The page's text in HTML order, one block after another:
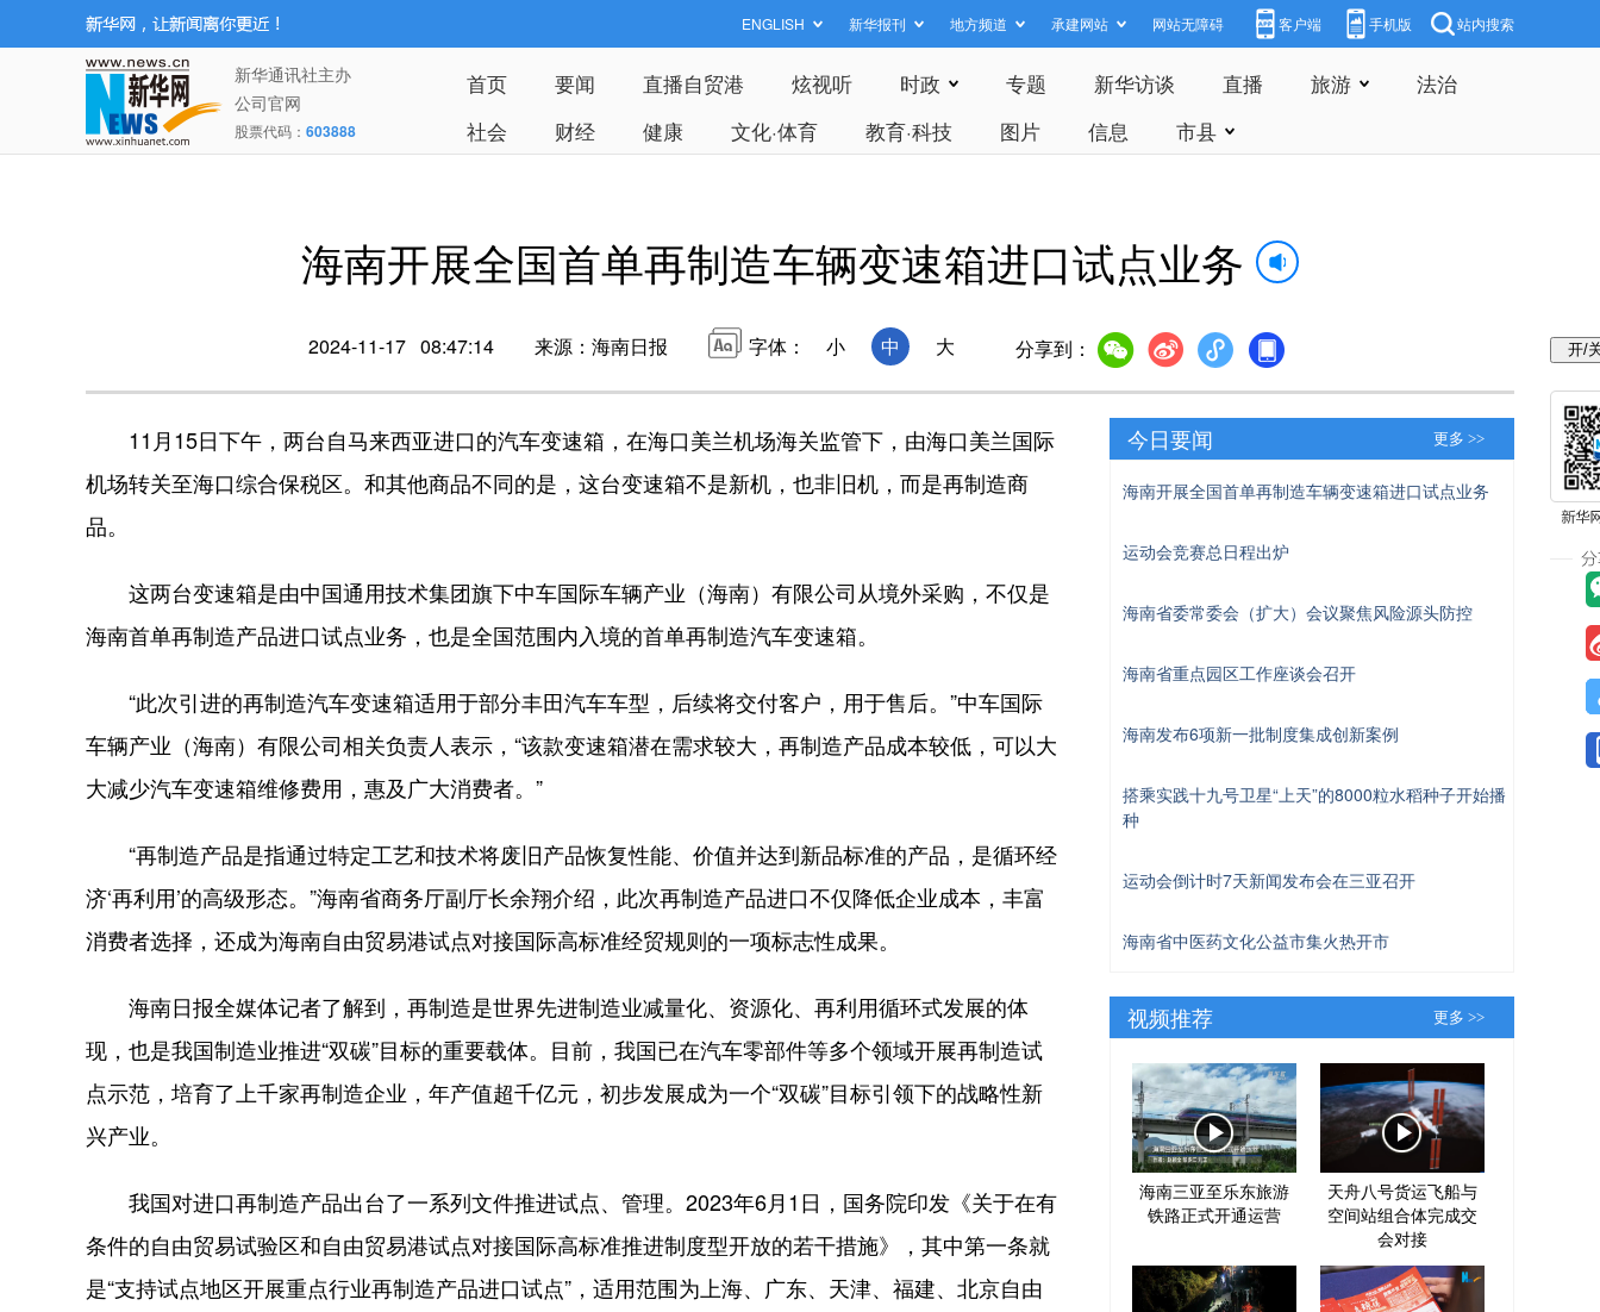
ENGLISH 新华报刊 地方频道 承建网站 网站无障碍 客户端 手机版 站内搜索
新华通讯社主办
公司官网
股票代码： 603888
首页 要闻 直播自贸港 炫视听 时政 专题 新华访谈 直播 旅游
法治
社会
财经 健康 文化·体育 教育·科技 图片 信息 市县
海南开展全国首单再制造车辆变速箱进口试点业务
2024-11-17 08:47:14 来源：海南日报 字体： 小 中 大 分享到：
11月15日下午，两台自马来西亚进口的汽车变速箱，在海口美兰机场海关监管下，由海口美兰国际
机场转关至海口综合保税区。和其他商品不同的是，这台变速箱不是新机，也非旧机，而是再制造商
品。
这两台变速箱是由中国通用技术集团旗下中车国际车辆产业（海南）有限公司从境外采购，不仅是
海南首单再制造产品进口试点业务，也是全国范围内入境的首单再制造汽车变速箱。
“此次引进的再制造汽车变速箱适用于部分丰田汽车车型，后续将交付客户，用于售后。”中车国际
车辆产业（海南）有限公司相关负责人表示，“该款变速箱潜在需求较大，再制造产品成本较低，可以大
大减少汽车变速箱维修费用，惠及广大消费者。”
“再制造产品是指通过特定工艺和技术将废旧产品恢复性能、价值并达到新品标准的产品，是循环经
济‘再利用’的高级形态。”海南省商务厅副厅长余翔介绍，此次再制造产品进口不仅降低企业成本，丰富
消费者选择，还成为海南自由贸易港试点对接国际高标准经贸规则的一项标志性成果。
海南日报全媒体记者了解到，再制造是世界先进制造业减量化、资源化、再利用循环式发展的体
现，也是我国制造业推进“双碳”目标的重要载体。目前，我国已在汽车零部件等多个领域开展再制造试
点示范，培育了上千家再制造企业，年产值超千亿元，初步发展成为一个“双碳”目标引领下的战略性新
兴产业。
我国对进口再制造产品出台了一系列文件推进试点、管理。2023年6月1日，国务院印发《关于在有
条件的自由贸易试验区和自由贸易港试点对接国际高标准推进制度型开放的若干措施》，其中第一条就
是“支持试点地区开展重点行业再制造产品进口试点”，适用范围为上海、广东、天津、福建、北京自由
今日要闻 更多 >>
海南开展全国首单再制造车辆变速箱进口试点业务
运动会竞赛总日程出炉
海南省委常委会（扩大）会议聚焦风险源头防控
海南省重点园区工作座谈会召开
海南发布6项新一批制度集成创新案例
搭乘实践十九号卫星“上天”的8000粒水稻种子开始播
种
运动会倒计时7天新闻发布会在三亚召开
海南省中医药文化公益市集火热开市
视频推荐 更多 >>
海南三亚至乐东旅游
铁路正式开通运营
天舟八号货运飞船与
空间站组合体完成交
会对接